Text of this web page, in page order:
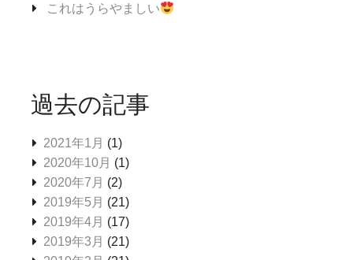
これはうらやましい
過去の記事
2021年1月 (1)
2020年10月 (1)
2020年7月 (2)
2019年5月 (21)
2019年4月 (17)
2019年3月 (21)